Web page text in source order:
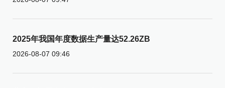
2025年我国年度数据生产量达52.26ZB
2026-08-07 09:46